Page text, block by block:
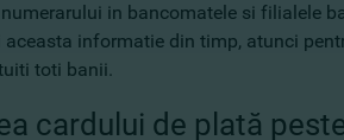
in bancomatele si filialele
informatie din timp, atunci
toti banii.
cardului de plată